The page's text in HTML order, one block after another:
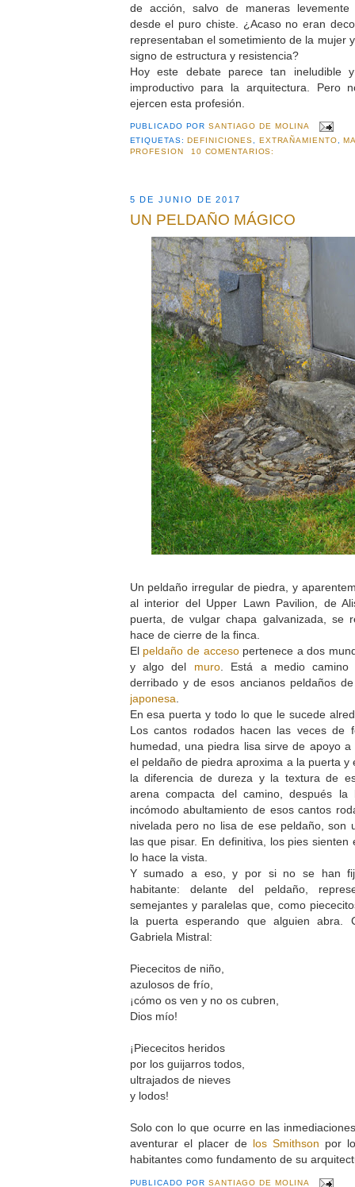
de acción, salvo de maneras levemente
desde el puro chiste. ¿Acaso no eran
representaban el sometimiento de la mujer
signo de estructura y resistencia?
Hoy este debate parece tan ineludible
improductivo para la arquitectura. Pero
ejercen esta profesión.
PUBLICADO PORSANTIAGO DE MOLINA
ETIQUETAS:DEFINICIONES EXTRAÑAMIENTO ,
PROFESION
10 COMENTARIOS:
5 DE JUNIO DE 2017
UN PELDAÑO MÁGICO
Un peldaño irregular de piedra, y
al interior del Upper Lawn Pavilion, de
puerta, de vulgar chapa galvanizada, se
hace de cierre de la finca.
El peldaño de accesopertenece a dos
y algo del muro. Está a medio
derribado y de esos ancianos peldaños
japonesa.
En esa puerta y todo lo que le sucede
Los cantos rodados hacen las veces de
humedad, una piedra lisa sirve de apoyo
el peldaño de piedra aproxima a la puerta y
la diferencia de dureza y la textura de
arena compacta del camino, después
incómodo abultamiento de esos cantos
nivelada pero no lisa de ese peldaño, son
las que pisar. En definitiva, los pies
lo hace la vista.
Y sumado a eso, y por si no se han
habitante: delante del peldaño,
semejantes y paralelas que, como
la puerta esperando que alguien abra.
Gabriela Mistral:
Piececitos de niño,
azulosos de frío,
¡cómo os ven y no os cubren,
Dios mío!
¡Piececitos heridos
por los guijarros todos,
ultrajados de nieves
y lodos!
Solo con lo que ocurre en las
aventurar el placer de los Smithson por
habitantes como fundamento de su
PUBLICADO PORSANTIAGO DE MOLINA